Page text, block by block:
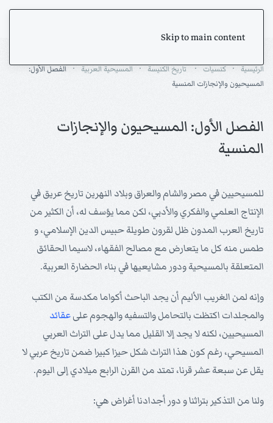
Skip to main content
الرئيسية كنسيات تاريخ الكنيسة المسيحية العربية
الفصل الأول:
المسيحيون والإنجازات المنسية
الفصل الأول: المسيحيون والإنجازات
المنسية
للمسيحيين في مصر والشام والعراق وبلاد النهرين تاريخ عريق في
الإنتاج العلمي والفكري والأدبي، لكن مما يؤسف له، أن الكثير من
تاريخ العرب المدون ظل لقرون طويلة حبيس الدين الإسلامي، و
طمس منه كل ما يتعارض مع مصالح الفقهاء، لاسيما الحقائق
المتعلقة بالمسيحية ودور مشايعيها في بناء الحضارة العربية.
وإنه لمن الغريب الأليم أن يجد الباحث أكواما مكدسة من الكتب
والمجلدات اكتظت بالتحامل والتسفيه والهجوم علىعقائد
المسيحيين، لكنه لا يجد إلا القليل مما يدل على التراث العربي
المسيحي، رغم كون هذا التراث شكل حيزا كبيرا ضمن تاريخ عربي لا
يقل عن سبعة عشر قرنا، تمتد من القرن الرابع ميلادي إلى اليوم.
ولنا من التذكير بتراثنا و دور أجدادنا أغراض هي: